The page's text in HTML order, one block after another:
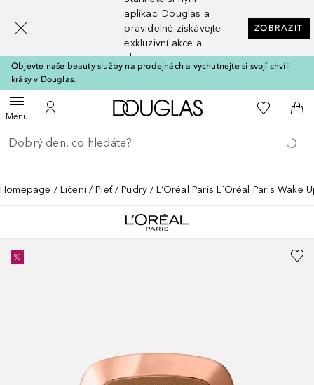
aplikaci Douglas a
pravidelně získávejte
exkluzivní akce a
slevy
ZOBRAZIT
Objevte naše beauty služby na prodejnách a vychutnejte si svojí chvíli
krásy v Douglas.
MenuOtevřít menuK mému účtu
Domů K mému
Do
Vraťte se
Proveďte vyhledávání
Homepage Líčení Pleť Pudry L’Oréal Paris L´Oréal Paris Wake
%
[navigation.slideout.screenreader]